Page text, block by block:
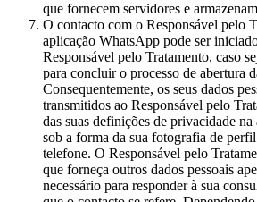
que fornecem servidores e
O contacto com o Responsável pelo
aplicação WhatsApp pode ser
Responsável pelo Tratamento, caso
para concluir o processo de abertura
Consequentemente, os seus dados
transmitidos ao Responsável pelo
das suas definições de privacidade
sob a forma da sua fotografia de
telefone. O Responsável pelo
que forneça outros dados pessoais
necessário para responder à sua